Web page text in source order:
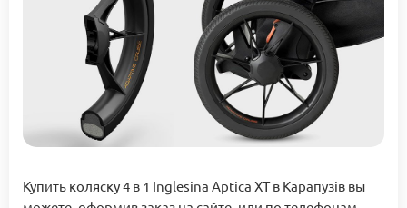
Купить коляску 4 в 1 Inglesina Aptica XT в Карапузів вы